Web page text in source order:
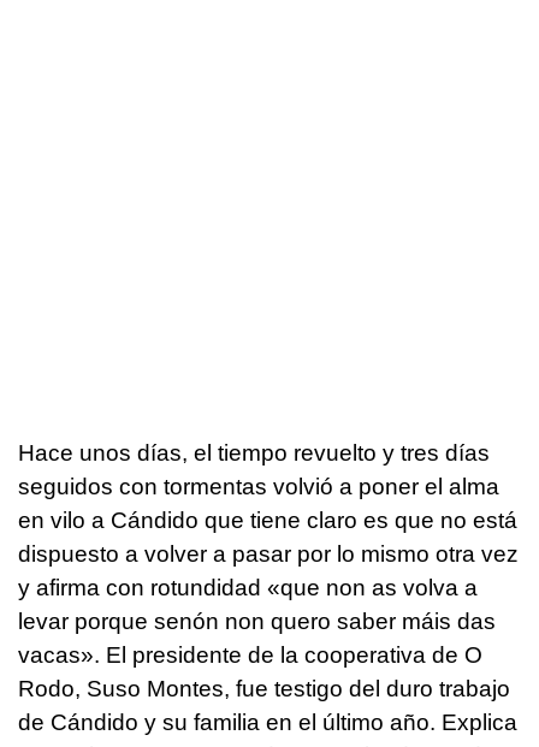
Hace unos días, el tiempo revuelto y tres días
seguidos con tormentas volvió a poner el alma
en vilo a Cándido que tiene claro es que no está
dispuesto a volver a pasar por lo mismo otra vez
y afirma con rotundidad «que non as volva a
levar porque senón non quero saber máis das
vacas». El presidente de la cooperativa de O
Rodo, Suso Montes, fue testigo del duro trabajo
de Cándido y su familia en el último año. Explica